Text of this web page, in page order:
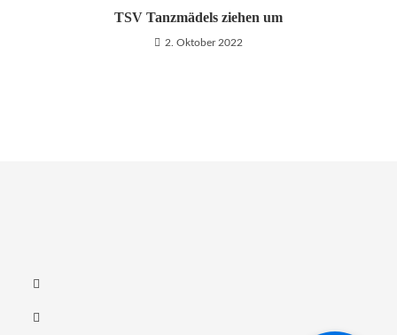
TSV Tanzmädels ziehen um
2. Oktober 2022